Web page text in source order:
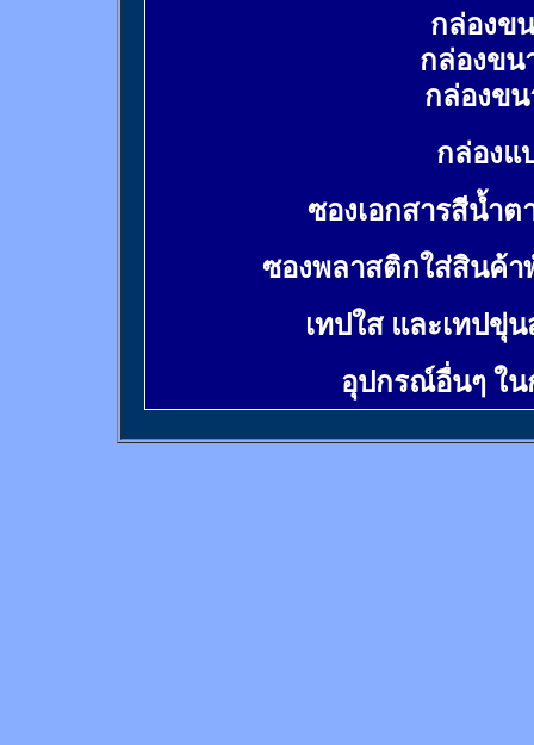
กล่องข
กล่องขน
กล่องข
กล่องแ
ซองเอกสารสีน้ำต
ซองพลาสติกใส่สินค้า
เทปใส และเทปขุ่
อุปกรณ์อื่นๆ ใ